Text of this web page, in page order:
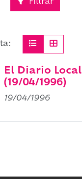
Filtrar
El Diario Local
(19/04/1996)
19/04/1996